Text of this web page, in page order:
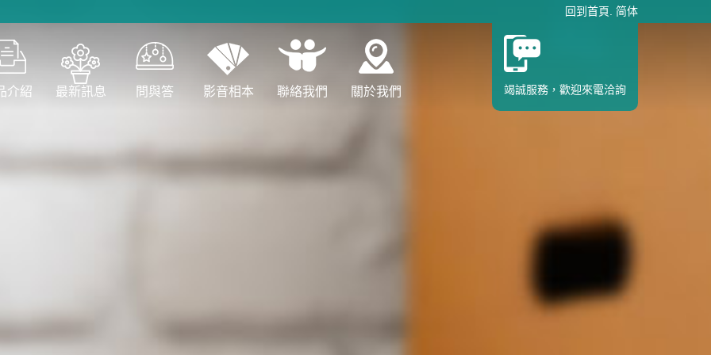
回到首頁 简体
介紹 最新訊息 問與答 影音相本 聯絡我們 關於我們 竭誠服務，歡迎來電洽詢